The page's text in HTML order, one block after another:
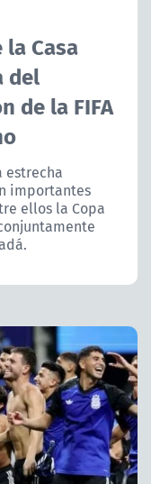
Casa
del
de la FIFA
estrecha
importantes
ellos la Copa